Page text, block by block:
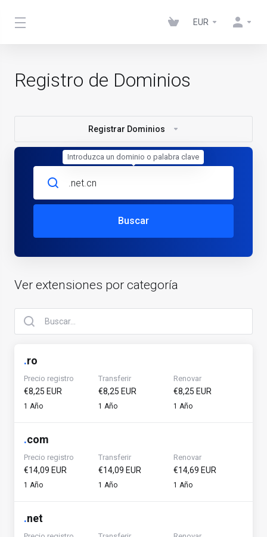
EUR
Registro de Dominios
Registrar Dominios
Buscar
Ver extensiones por categoría
.ro
Precio registro
€8,25 EUR
1 Año
Transferir
€8,25 EUR
1 Año
Renovar
€8,25 EUR
1 Año
.com
Precio registro
€14,09 EUR
1 Año
Transferir
€14,09 EUR
1 Año
Renovar
€14,69 EUR
1 Año
.net
Introduzca un dominio o palabra clave